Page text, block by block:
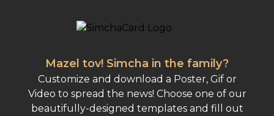
Mazel tov! Simcha in the family?
Customize and download a Poster, Gif or
Video to spread the news! Choose one of our
beautifully-designed templates and fill out